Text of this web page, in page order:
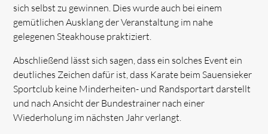
sich selbst zu gewinnen. Dies wurde auch bei einem
gemütlichen Ausklang der Veranstaltung im nahe
gelegenen Steakhouse praktiziert.
Abschließend lässt sich sagen, dass ein solches Event ein
deutliches Zeichen dafür ist, dass Karate beim Sauensieker
Sportclub keine Minderheiten- und Randsportart darstellt
und nach Ansicht der Bundestrainer nach einer
Wiederholung im nächsten Jahr verlangt.